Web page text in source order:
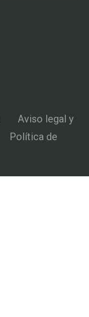
Aviso legal y
Política de